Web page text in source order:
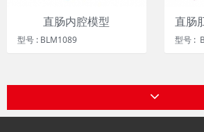
直肠内腔模型
型号 : BLM1089 型号 :